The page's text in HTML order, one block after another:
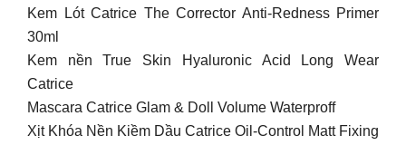
Kem Lót Catrice The Corrector Anti-Redness Primer
30ml
Kem nền True Skin Hyaluronic Acid Long Wear
Catrice
Mascara Catrice Glam & Doll Volume Waterproff
Xịt Khóa Nền Kiềm Dầu Catrice Oil-Control Matt Fixing